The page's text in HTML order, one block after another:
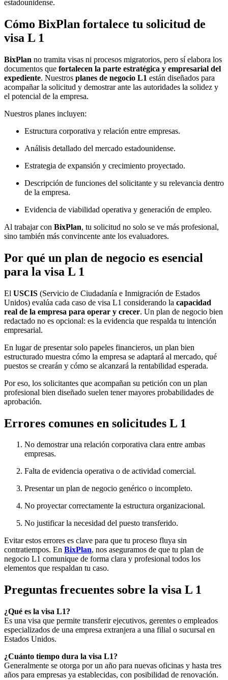
estadounidense.
Cómo BixPlan fortalece tu solicitud de
visa L 1
BixPlan no tramita visas ni procesos migratorios, pero sí elabora los
documentos que fortalecen la parte estratégica y empresarial del
expediente. Nuestros planes de negocio L1 están diseñados para
acompañar la solicitud y demostrar ante las autoridades la solidez y
el potencial de la empresa.
Nuestros planes incluyen:
Estructura corporativa y relación entre empresas.
Análisis detallado del mercado estadounidense.
Estrategia de expansión y crecimiento proyectado.
Descripción de funciones del solicitante y su relevancia dentro
de la empresa.
Evidencia de viabilidad operativa y generación de empleo.
Al trabajar con BixPlan, tu solicitud no solo se ve más profesional,
sino también más convincente ante los evaluadores.
Por qué un plan de negocio es esencial
para la visa L 1
El USCIS (Servicio de Ciudadanía e Inmigración de Estados
Unidos) evalúa cada caso de visa L1 considerando la capacidad
real de la empresa para operar y crecer. Un plan de negocio bien
redactado no es opcional: es la evidencia que respalda tu intención
empresarial.
En lugar de presentar solo papeles financieros, un plan bien
estructurado muestra cómo la empresa se adaptará al mercado, qué
puestos se crearán y cómo se alcanzará la rentabilidad esperada.
Por eso, los solicitantes que acompañan su petición con un plan
profesional bien diseñado suelen tener mayores probabilidades de
aprobación.
Errores comunes en solicitudes L 1
No demostrar una relación corporativa clara entre ambas
empresas.
Falta de evidencia operativa o de actividad comercial.
Presentar un plan de negocio genérico o incompleto.
No proyectar correctamente la estructura organizacional.
No justificar la necesidad del puesto transferido.
Evitar estos errores es clave para que tu proceso fluya sin
contratiempos. En BixPlan, nos aseguramos de que tu plan de
negocio L1 comunique de forma clara y profesional todos los
elementos que respaldan tu caso.
Preguntas frecuentes sobre la visa L 1
¿Qué es la visa L1?
Es una visa que permite transferir ejecutivos, gerentes o empleados
especializados de una empresa extranjera a una filial o sucursal en
Estados Unidos.
¿Cuánto tiempo dura la visa L1?
Generalmente se otorga por un año para nuevas oficinas y hasta tres
años para empresas ya establecidas, con posibilidad de renovación.